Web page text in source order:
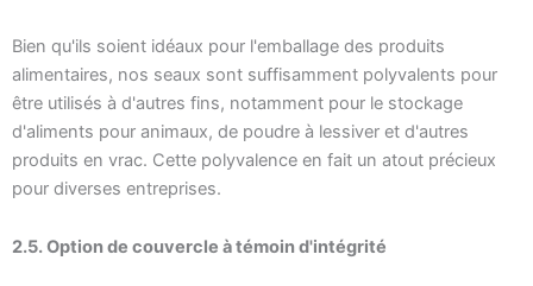
Bien qu'ils soient idéaux pour l'emballage des produits
alimentaires, nos seaux sont suffisamment polyvalents pour
être utilisés à d'autres fins, notamment pour le stockage
d'aliments pour animaux, de poudre à lessiver et d'autres
produits en vrac. Cette polyvalence en fait un atout précieux
pour diverses entreprises.
2.5. Option de couvercle à témoin d'intégrité